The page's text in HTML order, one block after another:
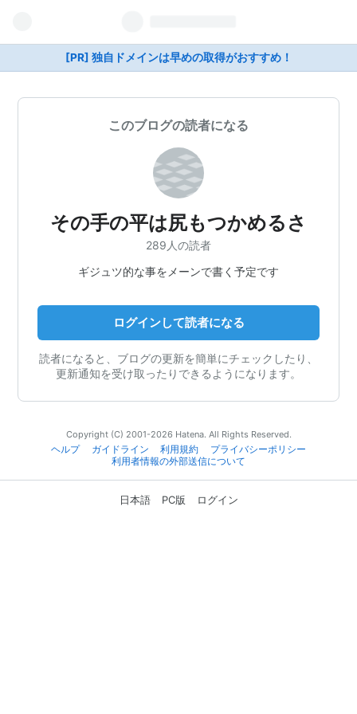
[PR] 独自ドメインは早めの取得がおすすめ！
このブログの読者になる
その手の平は尻もつかめるさ
289人の読者
ギジュツ的な事をメーンで書く予定です
ログインして読者になる
読者になると、ブログの更新を簡単にチェックしたり、
更新通知を受け取ったりできるようになります。
Copyright (C) 2001-2026 Hatena. All Rights Reserved.
ヘルプ
ガイドライン 利用規約
プライバシーポリシー
利用者情報の外部送信について
日本語 PC版 ログイン